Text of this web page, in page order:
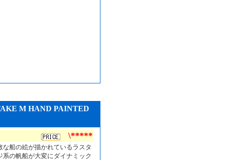
M HAND PAINTED
\*****
船の絵が描かれているラスタ
の帆船が大変にダイナミック